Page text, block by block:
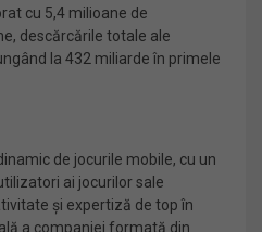
cu 5,4 milioane de
descărcările totale ale
la 432 miliarde în primele
de jocurile mobile, cu un
ai jocurilor sale
și expertiză de top în
a companiei formată din